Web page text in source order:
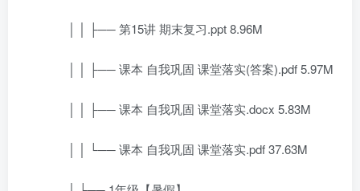
│ │ ├── 第15讲 期末复习.ppt 8.96M
│ │ ├── 课本 自我巩固 课堂落实(答案).pdf 5.97M
│ │ ├── 课本 自我巩固 课堂落实.docx 5.83M
│ │ └── 课本 自我巩固 课堂落实.pdf 37.63M